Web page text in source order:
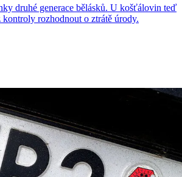
druhé generace bělásků. U košťálovin teď
rozhodnout o ztrátě úrody.